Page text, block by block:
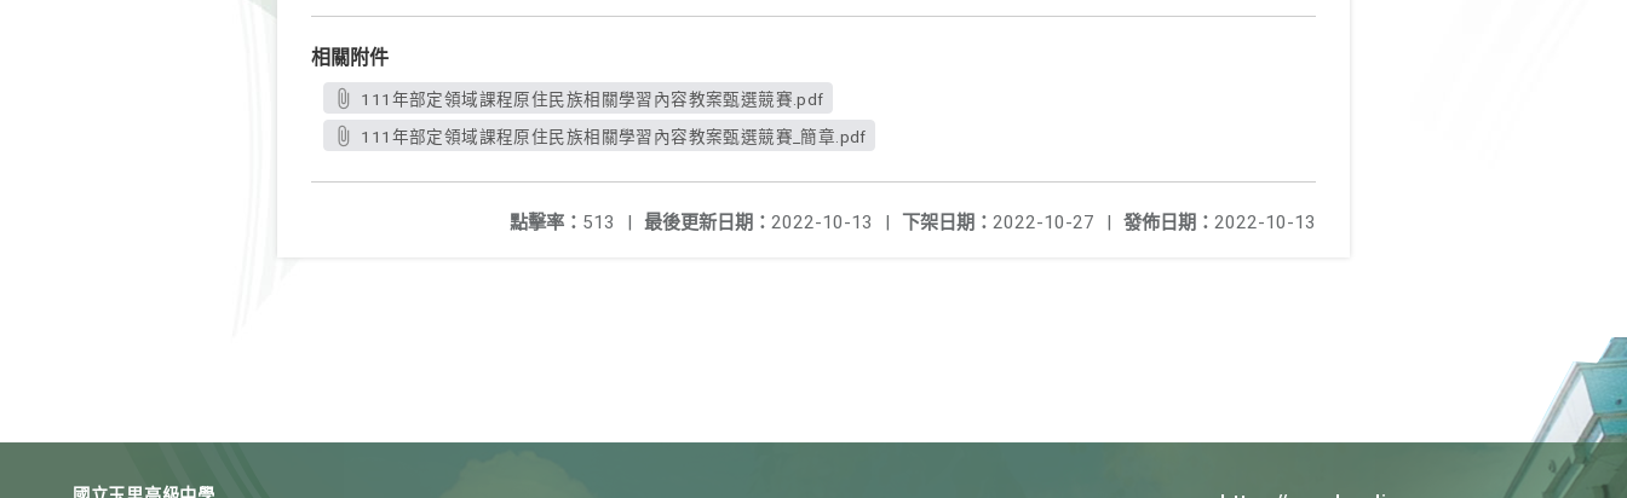
相關附件
111年部定領域課程原住民族相關學習內容教案甄選競賽.pdf
111年部定領域課程原住民族相關學習內容教案甄選競賽_簡章.pdf
發佈日期： 2022-10-13
下架日期： 2022-10-27 |
最後更新日期： 2022-10-13 |
點擊率： 513 |